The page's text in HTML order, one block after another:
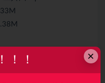
(1).mp4 2.52G
×
！！